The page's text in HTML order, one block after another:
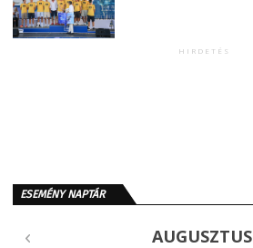
HIRDETÉS
ESEMÉNY NAPTÁR
AUGUSZTUS